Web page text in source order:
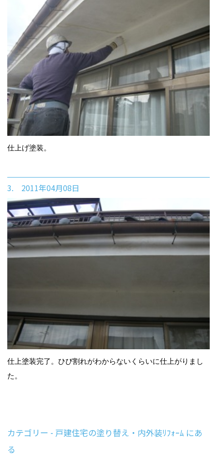
仕上げ塗装。
3. 2011年04月08日
仕上塗装完了。ひび割れがわからないくらいに仕上がりまし
た。
カテゴリー - 戸建住宅の塗り替え・内外装ﾘﾌｫｰﾑ にあ
る